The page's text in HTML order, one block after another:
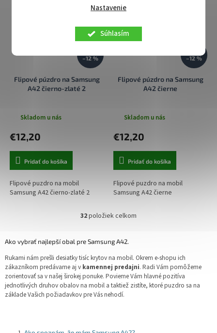
Nastavenie
Súhlasím
–12 %
Flipové púzdro na Samsung
A42 čierno-zlaté 2
Skladom u nás
€12,20
Pridať do košíka
Flipové puzdro na mobil
Samsung A42 čierno-zlaté 2
–12 %
Flipové púzdro na Samsung
A42 čierne
Skladom u nás
€12,20
Pridať do košíka
Flipové puzdro na mobil
Samsung A42 čierne
O
l
á
d
a
c
i
e
k
32položiek celkom
Ako vybrať najlepší obal pre Samsung A42.
Rukami nám prešli desiatky tisíc krytov na mobil. Okrem e-shopu ich
zákazníkom predávame aj v kamennej predajni. Radi Vám pomôžeme
zorientovať sa v našej širokej ponuke. Povieme Vám hlavné pozitíva
jednotlivých druhov obalov na mobil a taktiež zistíte, ktoré puzdro sa na
základe Vašich požiadavkov pre Vás nehodí.